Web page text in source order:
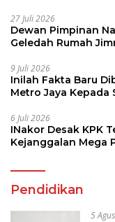
27 Juli 2026
Dewan Pimpinan
Geledah Rumah
9 Juli 2026
Inilah Fakta Baru
Metro Jaya Kepada
6 Juli 2026
INakor Desak KPK
Kejanggalan Mega
Pendidikan
5